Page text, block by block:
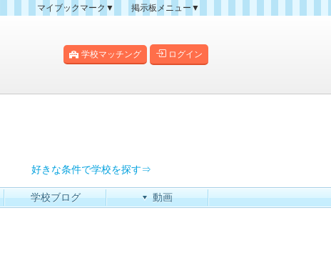
マイブックマーク▼
掲示板メニュー▼
掲示板マップ
人気スレッドランキング
学校マッチング ログイン
好きな条件で学校を探す⇒
学校ブログ 動画